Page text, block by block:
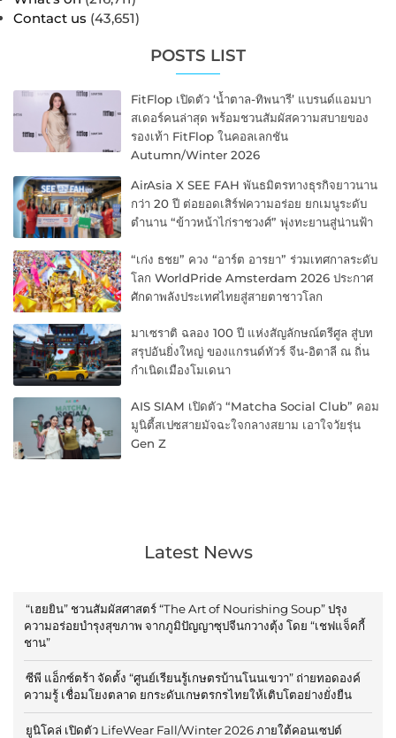
Contact us (43,651)
POSTS LIST
FitFlop เปิดตัว ‘น้ำตาล-ทิพนารี’ แบรนด์แอมบา
สเดอร์คนล่าสุด พร้อมชวนสัมผัสความสบายของ
รองเท้า FitFlop ในคอลเลกชัน
Autumn/Winter 2026
AirAsia X SEE FAH พันธมิตรทางธุรกิจยาวนาน
กว่า 20 ปี ต่อยอดเสิร์ฟความอร่อย ยกเมนูระดับ
ตำนาน “ข้าวหน้าไก่ราชวงศ์” พุ่งทะยานสู่น่านฟ้า
“เก่ง ธชย” ควง “อาร์ต อารยา” ร่วมเทศกาลระดับ
โลก WorldPride Amsterdam 2026 ประกาศ
ศักดาพลังประเทศไทยสู่สายตาชาวโลก
มาเซราติ ฉลอง 100 ปี แห่งสัญลักษณ์ตรีศูล สู่บท
สรุปอันยิ่งใหญ่ ของแกรนด์ทัวร์ จีน-อิตาลี ณ ถิ่น
กำเนิดเมืองโมเดนา
AIS SIAM เปิดตัว “Matcha Social Club” คอม
มูนิตี้สเปซสายมัจฉะใจกลางสยาม เอาใจวัยรุ่น
Gen Z
Latest News
“เฮยยิน” ชวนสัมผัสศาสตร์ “The Art of Nourishing Soup” ปรุง
ความอร่อยบำรุงสุขภาพ จากภูมิปัญญาซุปจีนกวางตุ้ง โดย “เชฟแจ็คกี้
ชาน”
ซีพี แอ็กซ์ตร้า จัดตั้ง “ศูนย์เรียนรู้เกษตรบ้านโนนเขวา” ถ่ายทอดองค์
ความรู้ เชื่อมโยงตลาด ยกระดับเกษตรกรไทยให้เติบโตอย่างยั่งยืน
ยูนิโคล่ เปิดตัว LifeWear Fall/Winter 2026 ภายใต้คอนเซปต์